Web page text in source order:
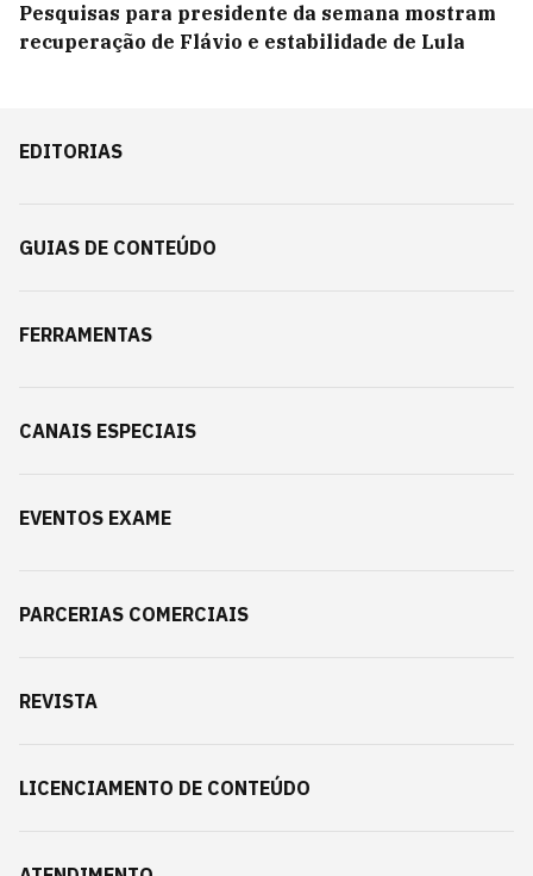
Pesquisas para presidente da semana mostram
recuperação de Flávio e estabilidade de Lula
EDITORIAS
GUIAS DE CONTEÚDO
FERRAMENTAS
CANAIS ESPECIAIS
EVENTOS EXAME
PARCERIAS COMERCIAIS
REVISTA
LICENCIAMENTO DE CONTEÚDO